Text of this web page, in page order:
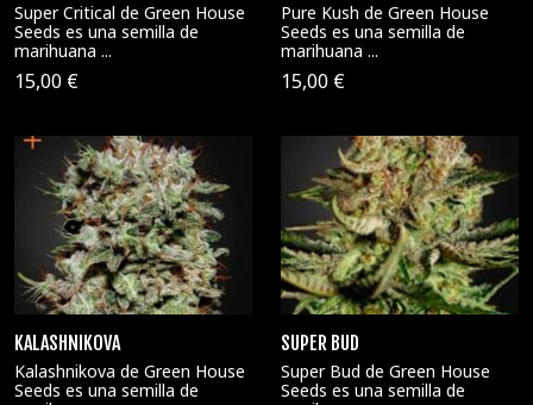
Super Critical de Green House
Seeds es una semilla de
marihuana ...
15,00 €
Pure Kush de Green House
Seeds es una semilla de
marihuana ...
15,00 €
KALASHNIKOVA
Kalashnikova de Green House
Seeds es una semilla de
SUPER BUD
Super Bud de Green House
Seeds es una semilla de